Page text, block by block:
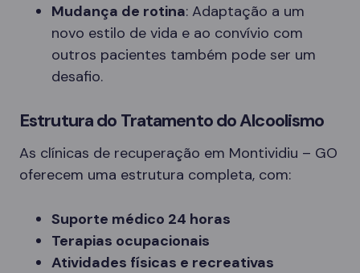
Mudança de rotina: Adaptação a um
novo estilo de vida e ao convívio com
outros pacientes também pode ser um
desafio.
Estrutura do Tratamento do Alcoolismo
As clínicas de recuperação em Montividiu – GO
oferecem uma estrutura completa, com:
Suporte médico 24 horas
Terapias ocupacionais
Atividades físicas e recreativas